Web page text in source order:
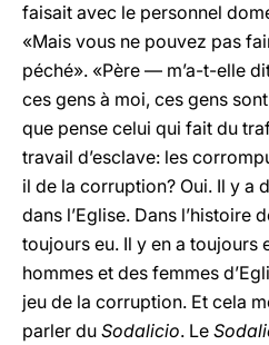
faisait avec le personnel
«Mais vous ne pouvez pas
péché». «Père — m’a-t-elle
ces gens à moi, ces gens
que pense celui qui fait du
travail d’esclave: les
il de la corruption? Oui. Il y a
dans l’Eglise. Dans l’histoire
toujours eu. Il y en a toujours
hommes et des femmes
jeu de la corruption. Et cela
parler du Sodalicio. Le